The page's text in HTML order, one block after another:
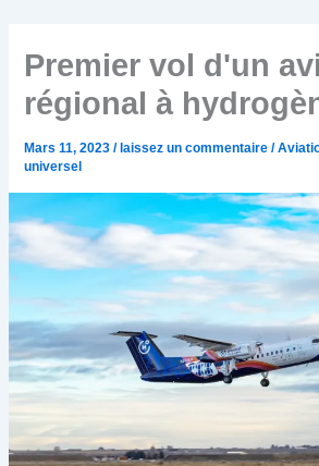
Premier vol d'un
régional à
Mars 11, 2023/ laissez un commentaire /
universel